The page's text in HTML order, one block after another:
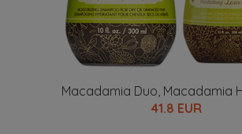
Macadamia Duo, Macadamia
41.8 EUR